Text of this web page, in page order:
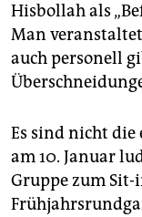
Hisbollah als
Man
auch personell
Es sind nicht die
am 10. Januar
Gruppe zum